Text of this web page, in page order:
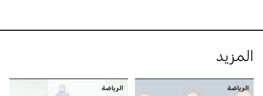
المزيد
الرياضة الرياضة